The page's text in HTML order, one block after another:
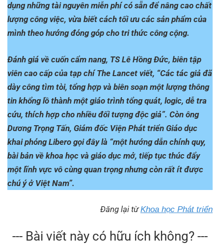
dụng những tài nguyên miễn phí có sẵn để nâng cao chất
lượng công việc, vừa biết cách tối ưu các sản phẩm của
mình theo hướng đóng góp cho tri thức công cộng.
Đánh giá về cuốn cẩm nang, TS Lê Hồng Đức, biên tập
viên cao cấp của tạp chíThe Lancet viết, “Các tác giả đã
dày công tìm tòi, tổng hợp và biên soạn một lượng thông
tin khổng lồ thành một giáo trình tổng quát, logic, dễ tra
cứu, thích hợp cho nhiều đối tượng độc giả”. Còn ông
Dương Trọng Tấn, Giám đốc Viện Phát triển Giáo dục
khai phóng Libero gọi đây là “một hướng dẫn chính quy,
bài bản về khoa học và giáo dục mở, tiếp tục thúc đẩy
một lĩnh vực vô cùng quan trọng nhưng còn rất ít được
chú ý ở Việt Nam”.
Đăng lại từKhoa học Phát triển
--- Bài viết này có hữu ích không? ---